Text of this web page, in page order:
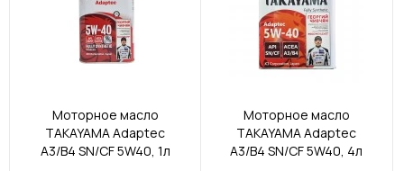
Моторное масло
TAKAYAMA Adaptec
A3/B4 SN/CF 5W40, 1л
Моторное масло
TAKAYAMA Adaptec
A3/B4 SN/CF 5W40, 4л